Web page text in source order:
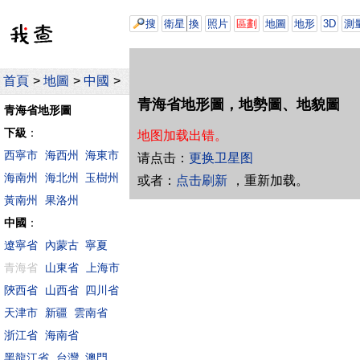
首頁 > 地圖 > 中國 >
青海省地形圖
下級 ：
西寧市 海西州
海東市
海南州
海北州
玉樹州
黃南州
果洛州
中國 ：
遼寧省
內蒙古 寧夏
青海省
山東省 上海市
陝西省
山西省 四川省
天津市
新疆
雲南省
浙江省 海南省
搜 衛星 換 照片 區劃 地圖 地形 3D 測
青海省地形圖，地勢圖、地貌圖
地图加载出错。
请点击： 更换卫星图
或者： 点击刷新 ，重新加载。